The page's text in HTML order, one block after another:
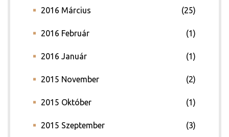
2016 Március (25)
2016 Február (1)
2016 Január (1)
2015 November (2)
2015 Október (1)
2015 Szeptember (3)